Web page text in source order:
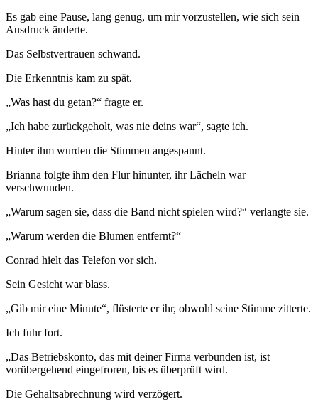
Es gab eine Pause, lang genug, um mir vorzustellen, wie sich sein
Ausdruck änderte.
Das Selbstvertrauen schwand.
Die Erkenntnis kam zu spät.
„Was hast du getan?“ fragte er.
„Ich habe zurückgeholt, was nie deins war“, sagte ich.
Hinter ihm wurden die Stimmen angespannt.
Brianna folgte ihm den Flur hinunter, ihr Lächeln war
verschwunden.
„Warum sagen sie, dass die Band nicht spielen wird?“ verlangte sie.
„Warum werden die Blumen entfernt?“
Conrad hielt das Telefon vor sich.
Sein Gesicht war blass.
„Gib mir eine Minute“, flüsterte er ihr, obwohl seine Stimme zitterte.
Ich fuhr fort.
„Das Betriebskonto, das mit deiner Firma verbunden ist, ist
vorübergehend eingefroren, bis es überprüft wird.
Die Gehaltsabrechnung wird verzögert.